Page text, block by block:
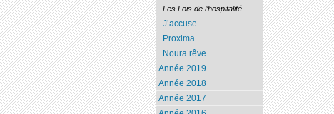
Les Lois de l’hospitalité
J’accuse
Proxima
Noura rêve
Année 2019
Année 2018
Année 2017